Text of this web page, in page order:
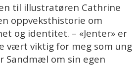
til illustratøren Cathrine
oppveksthistorie om
og identitet. – «Jenter» er
vært viktig for meg som ung
Sandmæl om sin egen